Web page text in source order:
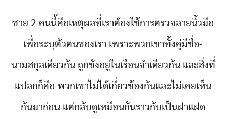
ชาย 2 คนนี้คือเหตุผลที่เราต้องใช้การตรวจลายนิ้วมือ
เพื่อระบุตัวตนของเรา เพราะพวกเขาทั้งคู่มีชื่อ-
นามสกุลเดียวกัน ถูกขังอยู่ในเรือนจำเดียวกัน และสิ่งที่
แปลกก็คือ พวกเขาไม่ได้เกี่ยวข้องกันและไม่เคยเห็น
กันมาก่อน แต่กลับดูเหมือนกันราวกับเป็นฝาแฝด